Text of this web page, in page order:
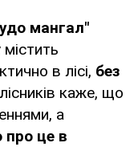
мангал"
в лісі, без
каже, що
а
про це в